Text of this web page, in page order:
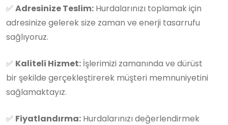
✅ Adresinize Teslim: Hurdalarınızı toplamak için
adresinize gelerek size zaman ve enerji tasarrufu
sağlıyoruz.
✅ Kaliteli Hizmet: İşlerimizi zamanında ve dürüst
bir şekilde gerçekleştirerek müşteri memnuniyetini
sağlamaktayız.
✅ Fiyatlandırma: Hurdalarınızı değerlendirmek